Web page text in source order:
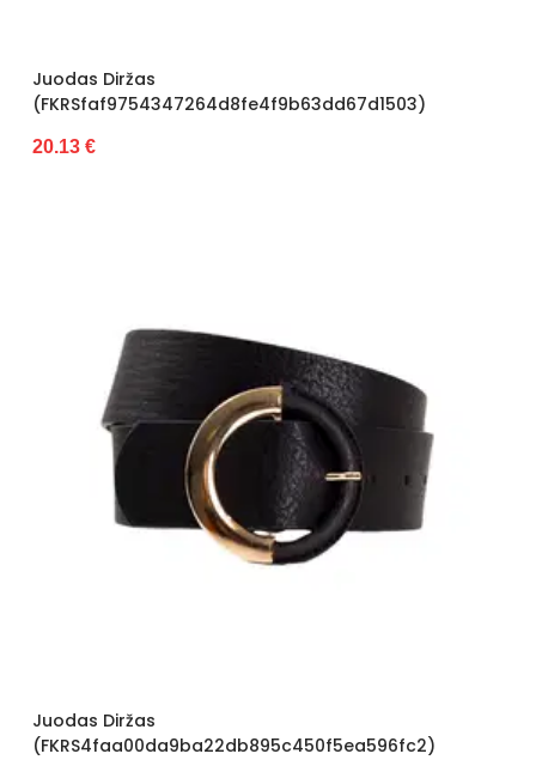
Juodas Diržas
(FKRSfaf9754347264d8fe4f9b63dd67d1503)
20.13 €
Juodas Diržas
(FKRS4faa00da9ba22db895c450f5ea596fc2)